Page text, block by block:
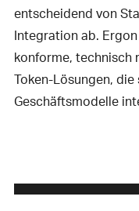
entscheidend von
Integration ab.
konforme, technisch
Token-Lösungen,
Geschäftsmodelle